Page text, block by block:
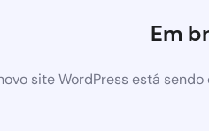
Em
site WordPress está